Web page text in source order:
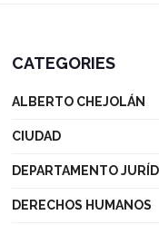
CATEGORIES
ALBERTO CHEJOLÁN
CIUDAD
DEPARTAMENTO
DERECHOS HUMANOS